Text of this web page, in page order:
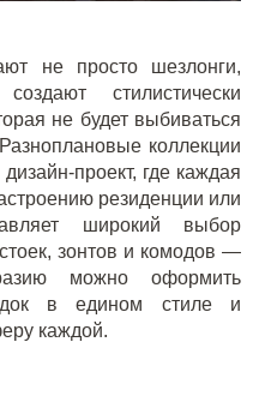
не просто шезлонги,
стилистически
не будет выбиваться
коллекции
проект, где каждая
резиденции или
широкий выбор
зонтов и комодов —
можно оформить
в едином стиле и
каждой.